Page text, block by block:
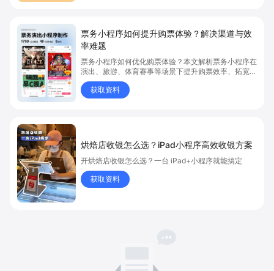
票务小程序如何提升购票体验？解决渠道与效
率难题
票务小程序如何优化购票体验？本文解析票务小程序在
演出、旅游、体育赛事等场景下提升购票效率、拓宽销
售渠道、实现会员精准营销的具体方式。关键词包括
“票务小程序”、“购票体验”、“购票效率”。
获取资料
烘焙店收银怎么选？iPad小程序高效收银方案
开烘焙店收银怎么选？一台 iPad+小程序就能搞定
获取资料